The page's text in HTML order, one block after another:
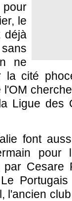
le
déjà
ne
la cité
Ligue des
font
pour
Cesare
l'ancien